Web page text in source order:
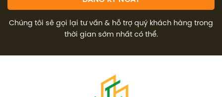
Chúng tôi sẽ gọi lại tư vấn & hỗ trợ quý khách hàng trong
thời gian sớm nhất có thể.